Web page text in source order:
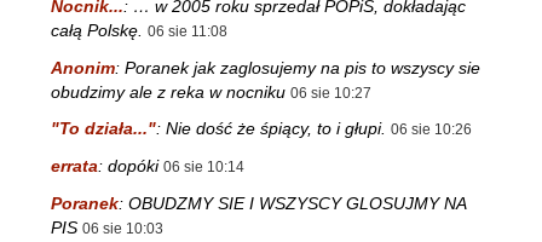
Nocnik...: … w 2005 roku sprzedał POPiS, dokładając
całą Polskę. 06 sie 11:08
Anonim: Poranek jak zaglosujemy na pis to wszyscy sie
obudzimy ale z reka w nocniku 06 sie 10:27
"To działa...": Nie dość że śpiący, to i głupi. 06 sie 10:26
errata: dopóki 06 sie 10:14
Poranek: OBUDZMY SIE I WSZYSCY GLOSUJMY NA
PIS 06 sie 10:03